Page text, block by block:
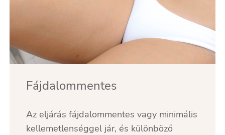
Fájdalommentes
Az eljárás fájdalommentes vagy minimális
kellemetlenséggel jár, és különböző